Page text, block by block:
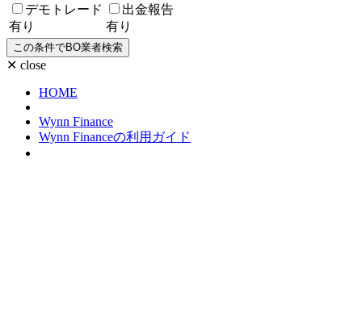
デモトレード
有り
出金報告
有り
✕ close
HOME
Wynn Finance
Wynn Financeの利用ガイド